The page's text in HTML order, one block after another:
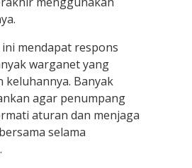
mendapat respons
warganet yang
keluhannya. Banyak
agar penumpang
aturan dan menjaga
selama